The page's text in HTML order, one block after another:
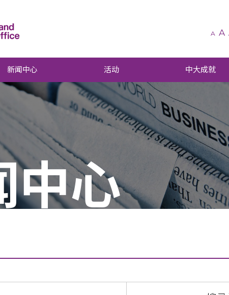
A A
新闻中心 活动 中大成就
中心